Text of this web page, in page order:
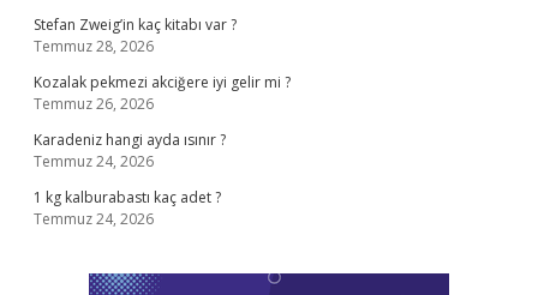
Stefan Zweig’in kaç kitabı var ?
Temmuz 28, 2026
Kozalak pekmezi akciğere iyi gelir mi ?
Temmuz 26, 2026
Karadeniz hangi ayda ısınır ?
Temmuz 24, 2026
1 kg kalburabastı kaç adet ?
Temmuz 24, 2026